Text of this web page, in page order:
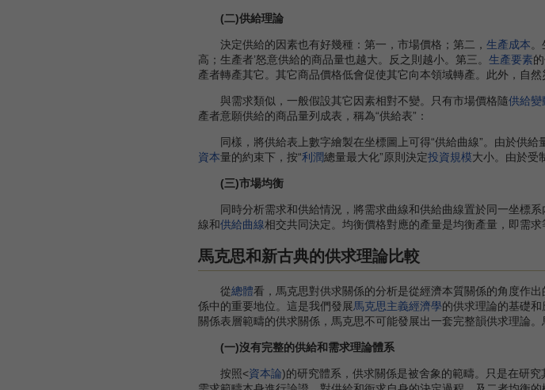
(二)供給理論
決定供給的因素也有好幾種：第一，市場價格；第二， 生產成本。
高；生產者’怒意供給的商品量也越大。反之則越小。第三。 生產要素
產者轉產其它。其它商品價格低會促使其它向本領域轉產。此外，自然
與需求類似，一般假設其它因素相對不變。只有市場價格隨供給變
產者意願供給的商品量列成表，稱為“供給表”：
同樣，將供給表上數字繪製在坐標圖上可得“供給曲線”。由於供給
資本量的約束下，按“利潤總量最大化”原則決定投資規模大小。由於受
(三)市場均衡
同時分析需求和供給情況，將需求曲線和供給曲線置於同一坐標系
線和供給曲線相交共同決定。均衡價格對應的產量是均衡產量，即需
馬克思和新古典的供求理論比較
從總體看，馬克思對供求關係的分析是從經濟本質關係的角度作
係中的重要地位。這是我們發展馬克思主義經濟學的供求理論的基礎
關係表層範疇的供求關係，馬克思不可能發展出一套完整韻供求理論
(一)沒有完整的供給和需求理論體系
按照<資本論)的研究體系，供求關係是被舍象的範疇。只是在研究